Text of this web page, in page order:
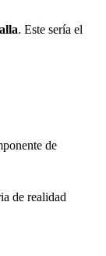
. Este sería el
de
de realidad